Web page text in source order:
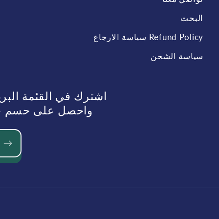
البحث
Refund Policy سياسة الارجاع
سياسة الشحن
اشترك في القئمة
واحصل على حسم حسم 10%عند الطلب في